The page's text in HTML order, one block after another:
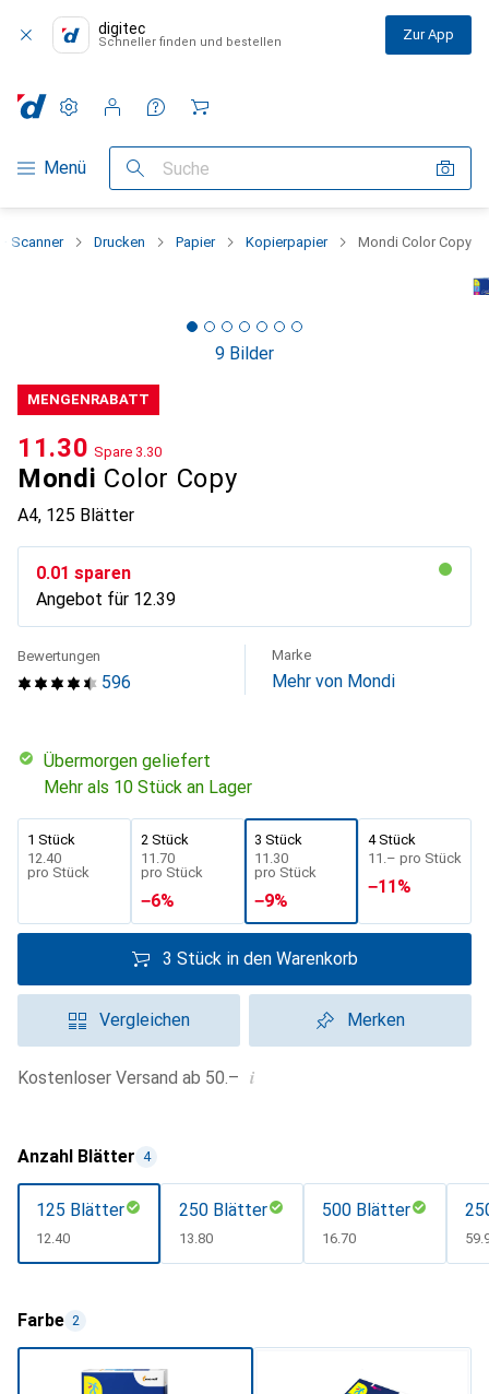
digitec
Schneller finden und bestellen Zur App
Navigation nach Kategorien
Menü Suche
Einstellungen
Kundenkonto
Vergleichslisten
Merklisten
Warenkorb
Scanner Drucken Papier Kopierpapier Mondi Color Copy
9 Bilder
MENGENRABATT
Mondi Color Copy
A4, 125 Blätter
CHF
11.30 Spare CHF
3.30
CHF
0.01 sparen
Angebot für CHF
12.39
596
Bewertungen Marke
Mehr von Mondi
übermorgen geliefert
Mehr als 10 Stück an Lager
1 Stück
CHF
12.40
pro Stück
2 Stück
CHF
11.70
pro Stück
−6%
3 Stück
CHF
11.30
pro Stück
−9%
4 Stück
CHF
11.– pro Stück
−11%
3 Stück in den Warenkorb
Vergleichen Merken
Kostenloser Versand ab 50.– i
Anzahl Blätter 4
125 Blätter
CHF
12.40
250 Blätter
CHF
13.80
500 Blätter
CHF
16.70
Farbe 2